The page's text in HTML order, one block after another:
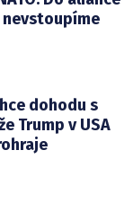
dohodu s
Trump v USA